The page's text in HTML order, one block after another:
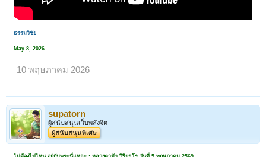
ธรรมวิชัย
May 8, 2026
10 พฤษภาคม 2026
supatorn
ผู้สนับสนุนเว็บพลังจิต
ผู้สนับสนุนพิเศษ